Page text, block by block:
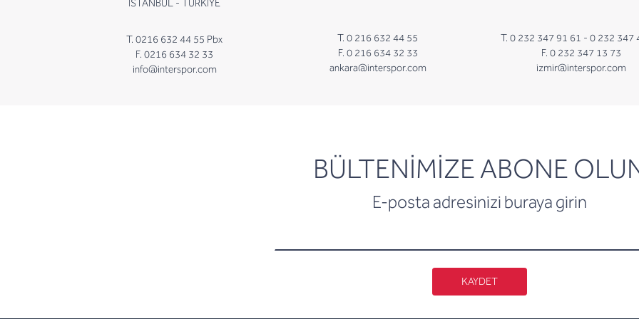
İSTANBUL - TÜRKİYE
T. 0216 632 44 55 Pbx
F. 0216 634 32 33
info@interspor.com
T. 0 216 632 44 55
F. 0 216 634 32 33
ankara@interspor.com
T. 0 232 347 91 61 - 0 232 347
F. 0 232 347 13 73
izmir@interspor.com
BÜLTENİMİZE ABONE
E-posta adresinizi buraya girin
newsletter
KAYDET